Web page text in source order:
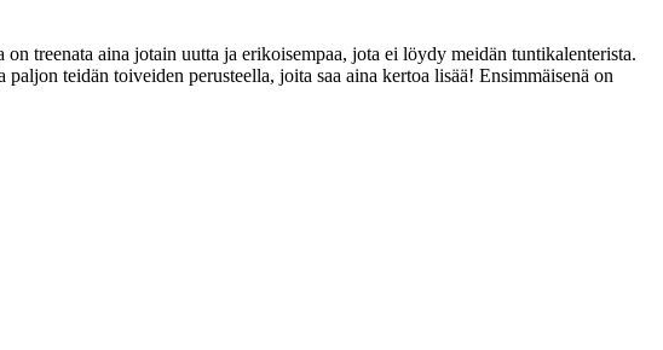
treenata aina jotain uutta ja erikoisempaa, jota ei löydy meidän tuntikalenterista.
teidän toiveiden perusteella, joita saa aina kertoa lisää! Ensimmäisenä on